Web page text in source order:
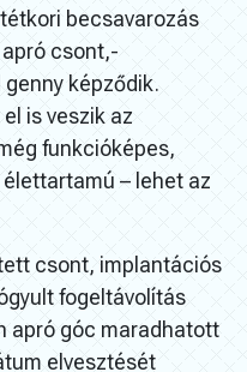
becsavarozás
csont,-
képződik.
is veszik az
funkcióképes,
– lehet az
csont, implantációs
fogeltávolítás
apró góc maradhatott
elvesztését